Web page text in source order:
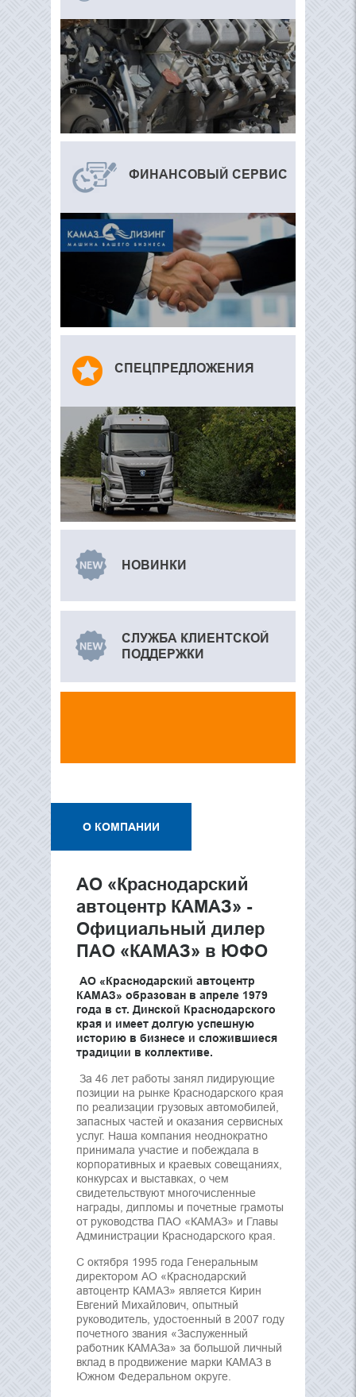
ФИНАНСОВЫЙ СЕРВИС
СПЕЦПРЕДЛОЖЕНИЯ
НОВИНКИ
СЛУЖБА КЛИЕНТСКОЙ
ПОДДЕРЖКИ
О КОМПАНИИ
АО «Краснодарский
автоцентр КАМАЗ» -
Официальный дилер
ПАО «КАМАЗ» в ЮФО
АО «Краснодарский автоцентр
КАМАЗ» образован в апреле 1979
года в ст. Динской Краснодарского
края и имеет долгую успешную
историю в бизнесе и сложившиеся
традиции в коллективе.
За 46 лет работы занял лидирующие
позиции на рынке Краснодарского края
по реализации грузовых автомобилей,
запасных частей и оказания сервисных
услуг. Наша компания неоднократно
принимала участие и побеждала в
корпоративных и краевых совещаниях,
конкурсах и выставках, о чем
свидетельствуют многочисленные
награды, дипломы и почетные грамоты
от руководства ПАО «КАМАЗ» и Главы
Администрации Краснодарского края.
С октября 1995 года Генеральным
директором АО «Краснодарский
автоцентр КАМАЗ» является Кирин
Евгений Михайлович, опытный
руководитель, удостоенный в 2007 году
почетного звания «Заслуженный
работник КАМАЗа» за большой личный
вклад в продвижение марки КАМАЗ в
Южном Федеральном округе.